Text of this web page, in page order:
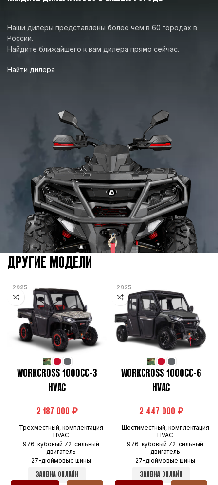
ПЕРЕДНИЕ ШИНЫ
ЗАДНИЕ ШИНЫ 27×11-R14
ЗАДНИЕ ДИСКИ
14-дюймовые лёгкосплавные
КОЛИЧЕСТВО МЕСТ
АМОРТИЗАТОРЫ ПЕРЕДНИЕ
Газонаполненные
с регулировкой
скорости сжатия
АМОРТИЗАТОРЫ ЗАДНИЕ
Газонаполненные с
регулировкой
скорости сжатия и
отбоя
МОДЕЛЬНЫЙ ГОД 2025
Наши дилеры представлены более чем в 60 городах в
России.
Найдите ближайшего к вам дилера прямо сейчас.
Найти дилера
ДРУГИЕ МОДЕЛИ
2025
WORKCROSS 1000CC-3
HVAC
₽
Трехместный, комплектация
HVAC
976-кубовый 72-сильный
двигатель
27-дюймовые шины
ЗАЯВКА ОНЛАЙН
2025
WORKCROSS 1000CC-6
HVAC
₽
Шестиместный, комплектация
HVAC
976-кубовый 72-сильный
двигатель
27-дюймовые шины
ЗАЯВКА ОНЛАЙН